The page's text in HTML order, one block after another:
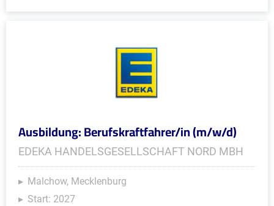
Ausbildung: Berufskraftfahrer/in (m/w/d)
EDEKA HANDELSGESELLSCHAFT NORD MBH
Malchow, Mecklenburg
Start: 2027